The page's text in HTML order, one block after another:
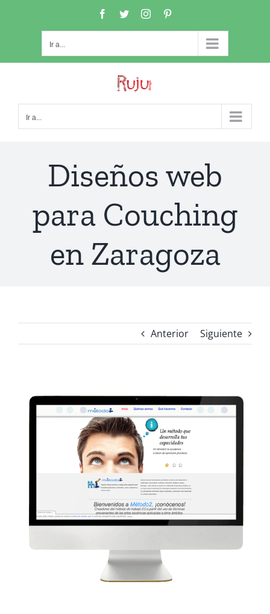
Facebook
TwitterInstagram
Ir a...
Ir a...
Diseños web
para Couching
en Zaragoza
Anterior Siguiente
imagen
más